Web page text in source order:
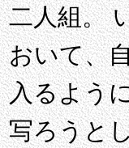
二人組。
おいて、
入るよう
写ろうと